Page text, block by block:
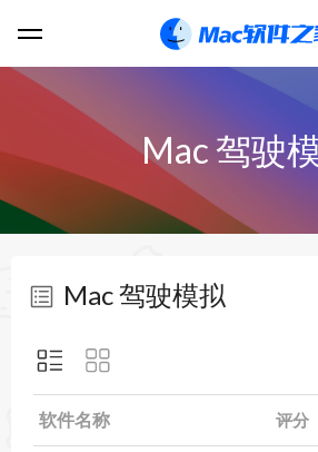
软件
游戏
教程
论坛
VIP
上传
Mac 驾驶
Mac 驾驶模拟
软件名称 评分